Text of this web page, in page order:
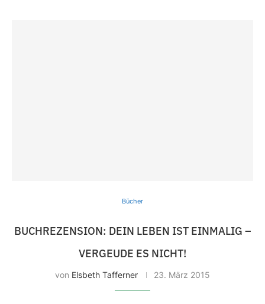
Bücher
BUCHREZENSION: DEIN LEBEN IST EINMALIG –
VERGEUDE ES NICHT!
von Elsbeth Tafferner 23. März 2015